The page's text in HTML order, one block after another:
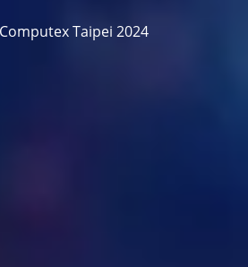
Taipei 2024